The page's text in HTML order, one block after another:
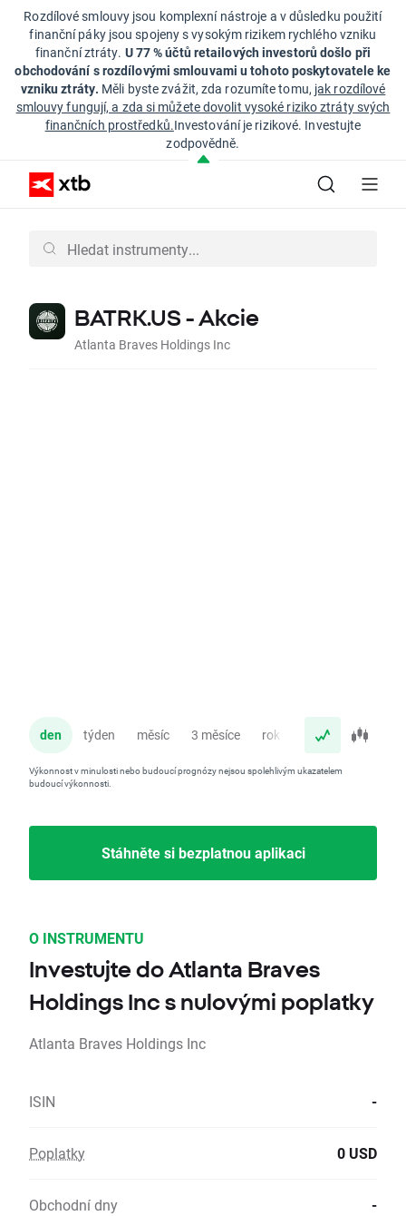
Rozdílové smlouvy jsou komplexní nástroje a v důsledku použití
finanční páky jsou spojeny s vysokým rizikem rychlého vzniku
finanční ztráty. U 77 % účtů retailových investorů došlo při
obchodování s rozdílovými smlouvami u tohoto poskytovatele ke
vzniku ztráty. Měli byste zvážit, zda rozumíte tomu, jak rozdílové
smlouvy fungují, a zda si můžete dovolit vysoké riziko ztráty svých
finančních prostředků.Investování je rizikové. Investujte
zodpovědně.
BATRK.US - Akcie
Atlanta Braves Holdings Inc
den týden měsíc 3 měsíce rok
Výkonnost v minulosti nebo budoucí prognózy nejsou spolehlivým ukazatelem
budoucí výkonnosti.
Stáhněte si bezplatnou aplikaci
O INSTRUMENTU
Investujte do Atlanta Braves
Holdings Inc s nulovými poplatky
Atlanta Braves Holdings Inc
ISIN -
Poplatky 0 USD
Obchodní dny -